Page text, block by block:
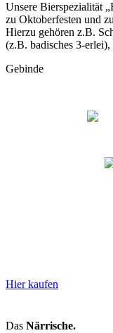
Unsere Bierspezialität
zu Oktoberfesten und
Hierzu gehören z.B.
(z.B. badisches 3-
Gebinde
Hier kaufen
Das Närrische.